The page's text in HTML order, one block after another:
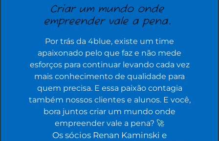
Criar um mundo onde
empreender vale a pena.
Por trás da 4blue, existe um time
apaixonado pelo que faz e não mede
esforços para continuar levando cada vez
mais conhecimento de qualidade para
quem precisa. E essa paixão contagia
também nossos clientes e alunos. E você,
bora juntos criar um mundo onde
empreender vale a pena? 🚀
Os sócios Renan Kaminski e